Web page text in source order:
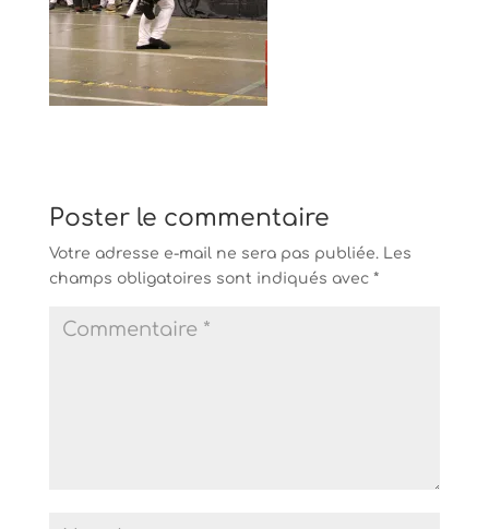
Poster le commentaire
Votre adresse e-mail ne sera pas publiée. Les
champs obligatoires sont indiqués avec *